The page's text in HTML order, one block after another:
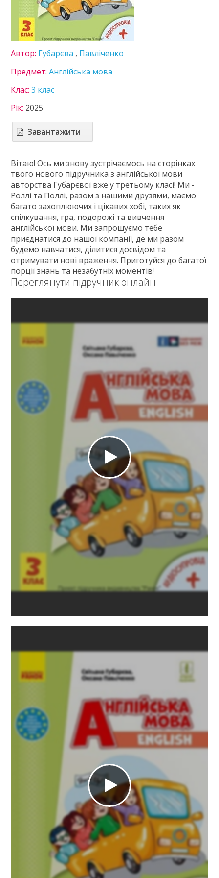
8 клас
9 клас
10 клас
Автор: Губарєва , Павліченко
Предмет:Англійська мова
Клас:3 клас
Рік: 2025
Завантажити
Вітаю! Ось ми знову зустрічаємось на сторінках
твого нового підручника з англійської мови
авторства Губарєвої вже у третьому класі! Ми -
Роллі та Поллі, разом з нашими друзями, маємо
багато захоплюючих і цікавих хобі, таких як
спілкування, гра, подорожі та вивчення
англійської мови. Ми запрошуємо тебе
приєднатися до нашої компанії, де ми разом
будемо навчатися, ділитися досвідом та
отримувати нові враження. Приготуйся до багатої
порції знань та незабутніх моментів!
Переглянути підручник онлайн